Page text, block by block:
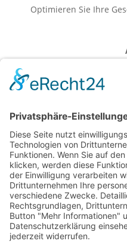
Optimieren Sie Ihre
wie wir Ihre Abläufe
Jetzt
mexiaolu| © 2026.